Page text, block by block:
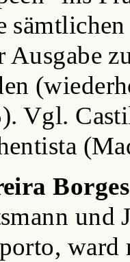
Ausgabe
Vgl.
Borges
und
ward